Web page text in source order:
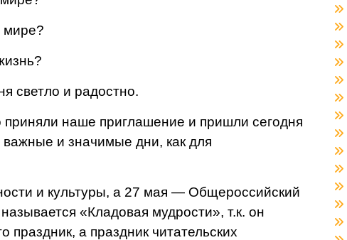
мире?
светло и радостно.
наше приглашение и пришли сегодня
и значимые дни, как для
и культуры, а 27 мая — Общероссийский
«Кладовая мудрости», т.к. он
праздник, а празд­ник читательских